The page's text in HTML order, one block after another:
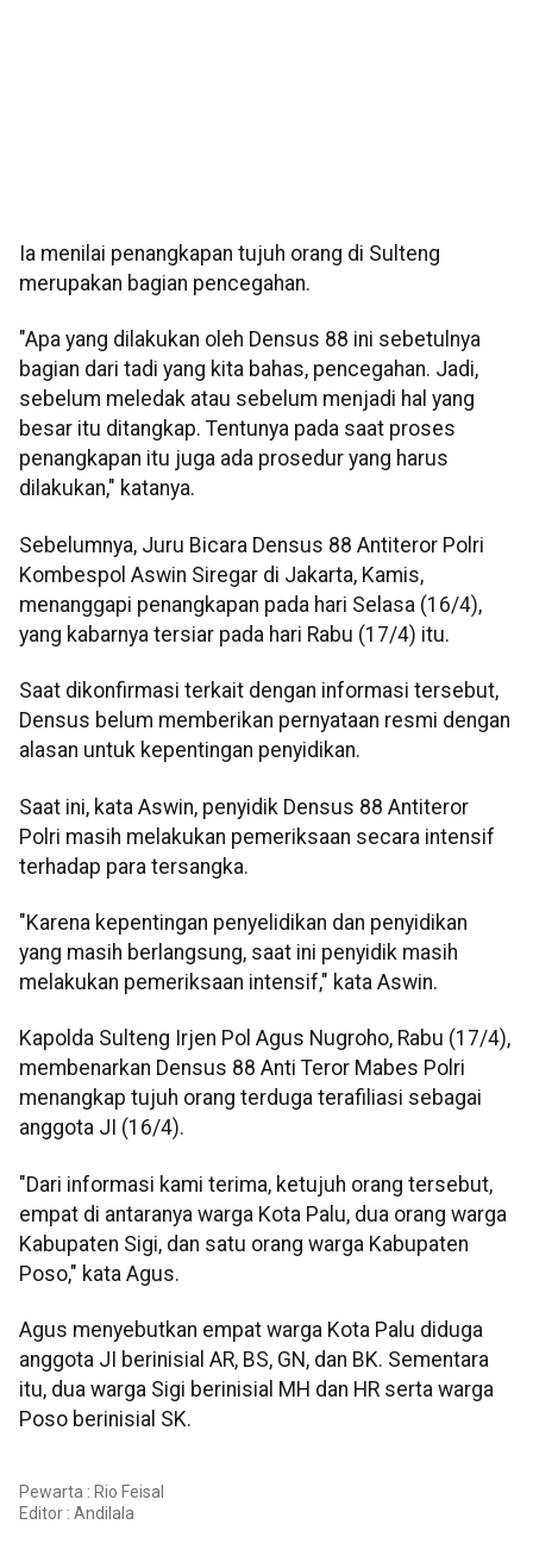
Ia menilai penangkapan tujuh orang di Sulteng
merupakan bagian pencegahan.
"Apa yang dilakukan oleh Densus 88 ini sebetulnya
bagian dari tadi yang kita bahas, pencegahan. Jadi,
sebelum meledak atau sebelum menjadi hal yang
besar itu ditangkap. Tentunya pada saat proses
penangkapan itu juga ada prosedur yang harus
dilakukan," katanya.
Sebelumnya, Juru Bicara Densus 88 Antiteror Polri
Kombespol Aswin Siregar di Jakarta, Kamis,
menanggapi penangkapan pada hari Selasa (16/4),
yang kabarnya tersiar pada hari Rabu (17/4) itu.
Saat dikonfirmasi terkait dengan informasi tersebut,
Densus belum memberikan pernyataan resmi dengan
alasan untuk kepentingan penyidikan.
Saat ini, kata Aswin, penyidik Densus 88 Antiteror
Polri masih melakukan pemeriksaan secara intensif
terhadap para tersangka.
"Karena kepentingan penyelidikan dan penyidikan
yang masih berlangsung, saat ini penyidik masih
melakukan pemeriksaan intensif," kata Aswin.
Kapolda Sulteng Irjen Pol Agus Nugroho, Rabu (17/4),
membenarkan Densus 88 Anti Teror Mabes Polri
menangkap tujuh orang terduga terafiliasi sebagai
anggota JI (16/4).
"Dari informasi kami terima, ketujuh orang tersebut,
empat di antaranya warga Kota Palu, dua orang warga
Kabupaten Sigi, dan satu orang warga Kabupaten
Poso," kata Agus.
Agus menyebutkan empat warga Kota Palu diduga
anggota JI berinisial AR, BS, GN, dan BK. Sementara
itu, dua warga Sigi berinisial MH dan HR serta warga
Poso berinisial SK.
Pewarta : Rio Feisal
Editor : Andilala